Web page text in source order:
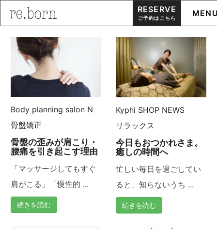
content
RESERVE
ご予約はこちら
Body planning salon N
骨盤矯正
骨盤の歪みが肩こり・
腰痛を引き起こす理由
「マッサージしてもすぐ
肩がこる」「慢性的 ...
続きを読む
Kyphi SHOP NEWS
リラックス
今日もおつかれさま。
癒しの時間へ
忙しい毎日を過ごしてい
ると、知らないうち ...
続きを読む